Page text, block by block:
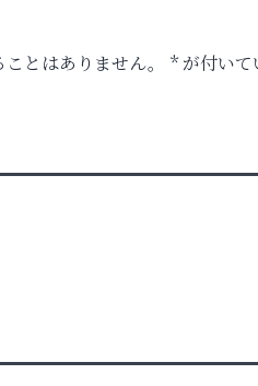
とはありません。 *が付いて